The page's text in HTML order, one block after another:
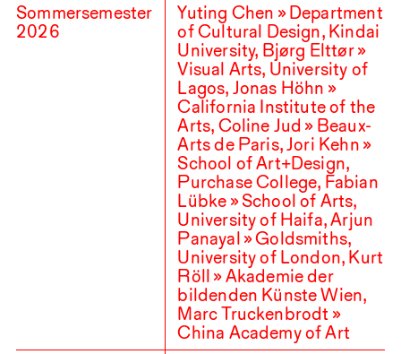
Sommersemester
2026
Yuting Chen » Department
of Cultural Design, Kindai
University, Bjørg Elttør »
Visual Arts, University of
Lagos, Jonas Höhn »
California Institute of the
Arts, Coline Jud » Beaux-
Arts de Paris, Jori Kehn »
School of Art+Design,
Purchase College, Fabian
Lübke » School of Arts,
University of Haifa, Arjun
Panayal » Goldsmiths,
University of London, Kurt
Röll » Akademie der
bildenden Künste Wien,
Marc Truckenbrodt »
China Academy of Art